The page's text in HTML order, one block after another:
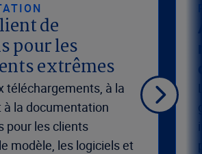
de
pour les
extrêmes
téléchargements, à la
la documentation
pour les clients
modèle, les logiciels et